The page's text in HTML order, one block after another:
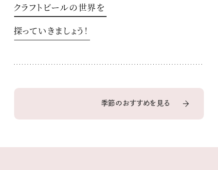
クラフトビールの世界を
探っていきましょう！
季節のおすすめを見る